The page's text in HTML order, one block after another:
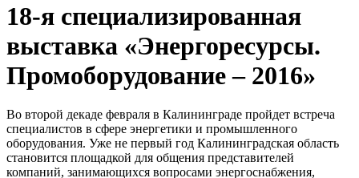
18-я специализированная
выставка «Энергоресурсы.
Промоборудование – 2016»
Во второй декаде февраля в Калининграде пройдет встреча
специалистов в сфере энергетики и промышленного
оборудования. Уже не первый год Калининградская область
становится площадкой для общения представителей
компаний, занимающихся вопросами энергоснабжения,